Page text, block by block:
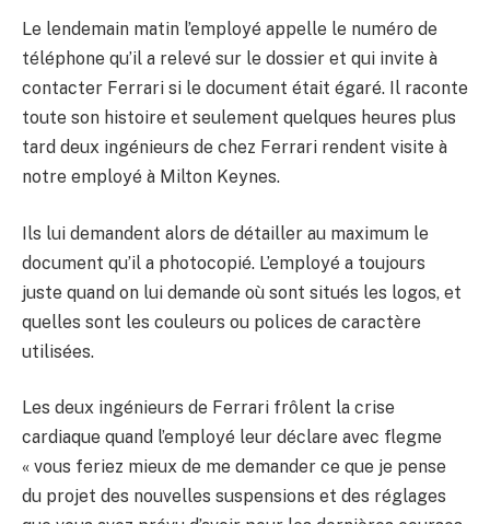
Le lendemain matin l’employé appelle le numéro de
téléphone qu’il a relevé sur le dossier et qui invite à
contacter Ferrari si le document était égaré. Il raconte
toute son histoire et seulement quelques heures plus
tard deux ingénieurs de chez Ferrari rendent visite à
notre employé à Milton Keynes.
Ils lui demandent alors de détailler au maximum le
document qu’il a photocopié. L’employé a toujours
juste quand on lui demande où sont situés les logos, et
quelles sont les couleurs ou polices de caractère
utilisées.
Les deux ingénieurs de Ferrari frôlent la crise
cardiaque quand l’employé leur déclare avec flegme
« vous feriez mieux de me demander ce que je pense
du projet des nouvelles suspensions et des réglages